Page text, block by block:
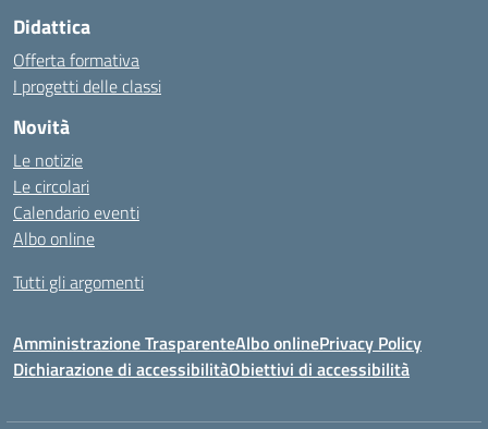
Didattica
Offerta formativa
I progetti delle classi
Novità
Le notizie
Le circolari
Calendario eventi
Albo online
Tutti gli argomenti
Amministrazione TrasparenteAlbo onlinePrivacy Policy
Dichiarazione di accessibilitàObiettivi di accessibilità